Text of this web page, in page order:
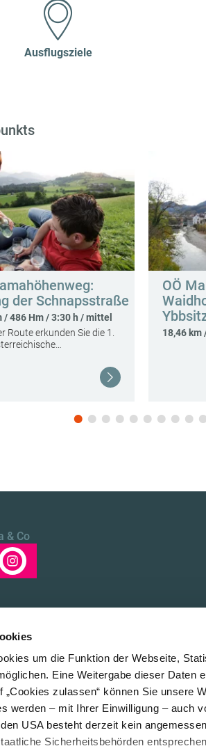
um die Funktion der Webseite,
Eine Weitergabe dieser Daten
zulassen“ können Sie unsere
werden – mit Ihrer Einwilligung – auch
USA besteht derzeit kein
Sicherheitsbehörden
Ausflugsziele
der Schnapsstraße
/ 486 Hm / 3:30 h / mittel
Route erkunden Sie die 1.
OÖ
18,46 km
& Co